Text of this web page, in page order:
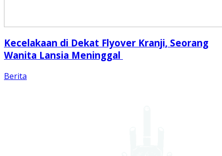
Kecelakaan di Dekat Flyover Kranji, Seorang
Wanita Lansia Meninggal
Berita